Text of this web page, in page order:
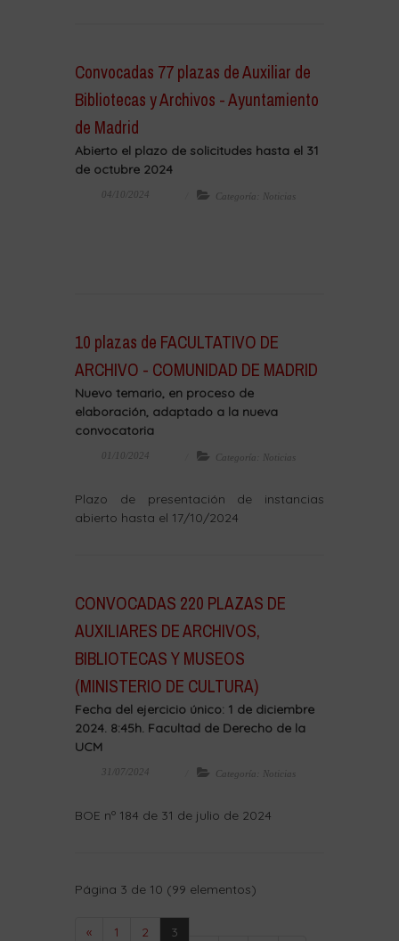
Convocadas 77 plazas de Auxiliar de
Bibliotecas y Archivos - Ayuntamiento
de Madrid
Abierto el plazo de solicitudes hasta el 31
de octubre 2024
04/10/2024 Categoría: Noticias
10 plazas de FACULTATIVO DE
ARCHIVO - COMUNIDAD DE MADRID
Nuevo temario, en proceso de
elaboración, adaptado a la nueva
convocatoria
01/10/2024 Categoría: Noticias
Plazo de presentación de instancias
abierto hasta el 17/10/2024
CONVOCADAS 220 PLAZAS DE
AUXILIARES DE ARCHIVOS,
BIBLIOTECAS Y MUSEOS
(MINISTERIO DE CULTURA)
Fecha del ejercicio único: 1 de diciembre
2024. 8:45h. Facultad de Derecho de la
UCM
31/07/2024 Categoría: Noticias
Página 3 de 10 (99 elementos)
« 1 2
3